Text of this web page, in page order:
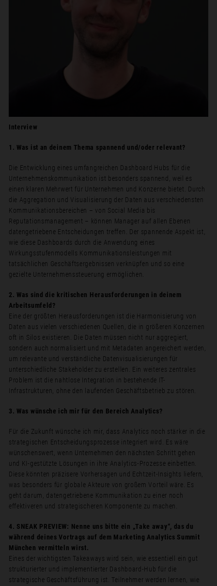
Interview
1. Was ist an deinem Thema spannend und/oder relevant?
Die Entwicklung eines umfangreichen Dashboard Hubs für die
Unternehmenskommunikation ist besonders spannend, weil es
einen klaren Mehrwert für Unternehmen und Konzerne bietet. Durch
die Aggregation und Visualisierung der Daten aus verschiedensten
Kommunikationsbereichen – von Social Media bis
Reputationsmanagement – können Manager auf allen Ebenen
datengetriebene Entscheidungen treffen. Der spannende Aspekt ist,
wie diese Dashboards durch die Anwendung eines
Wirkungsstufenmodells Kommunikationsleistungen mit
tatsächlichen Geschäftsergebnissen verknüpfen und so eine
gezielte Unternehmenssteuerung ermöglichen.
2. Was sind die kritischen Herausforderungen in deinem
Arbeitsumfeld?
Eine der größten Herausforderungen ist die Harmonisierung von
Daten aus vielen verschiedenen Quellen, die in größeren Konzernen
oft in Silos existieren. Die Daten müssen nicht nur aggregiert,
sondern auch normalisiert und mit Metadaten angereichert werden,
um relevante und verständliche Datenvisualisierungen für
unterschiedliche Stakeholder zu erstellen. Ein weiteres zentrales
Problem ist die nahtlose Integration in bestehende IT-
Infrastrukturen, ohne den laufenden Geschäftsbetrieb zu stören.
3. Was wünsche ich mir für den Bereich Analytics?
Für die Zukunft wünsche ich mir, dass Analytics noch stärker in die
strategischen Entscheidungsprozesse integriert wird. Es wäre
wünschenswert, wenn Unternehmen den nächsten Schritt gehen
und KI-gestützte Lösungen in ihre Analytics-Prozesse einbetten.
Diese könnten präzisere Vorhersagen und Echtzeit-Insights liefern,
was besonders für globale Akteure von großem Vorteil wäre. Es
geht darum, datengetriebene Kommunikation zu einer noch
effektiveren und strategischeren Komponente zu machen.
4. SNEAK PREVIEW: Nenne uns bitte ein „Take away“, das du
während deines Vortrags auf dem Marketing Analytics Summit
München vermitteln wirst.
Eines der wichtigsten Takeaways wird sein, wie essentiell ein gut
strukturierter und implementierter Dashboard-Hub für die
strategische Geschäftsführung ist. Teilnehmer werden lernen, wie